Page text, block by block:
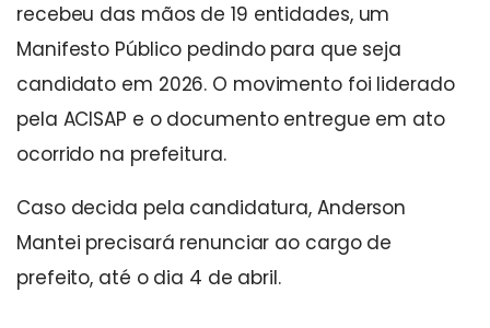
recebeu das mãos de 19 entidades, um
Manifesto Público pedindo para que seja
candidato em 2026. O movimento foi liderado
pela ACISAP e o documento entregue em ato
ocorrido na prefeitura.
Caso decida pela candidatura, Anderson
Mantei precisará renunciar ao cargo de
prefeito, até o dia 4 de abril.